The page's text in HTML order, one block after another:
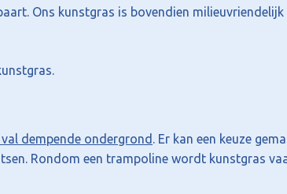
Ons kunstgras is bovendien
dempende ondergrond . Er kan een keuze
Rondom een trampoline wordt kunstgras